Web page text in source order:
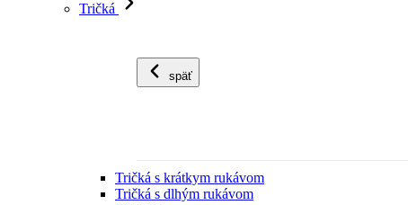
Tričká
späť
Tričká s krátkym rukávom
Tričká s dlhým rukávom